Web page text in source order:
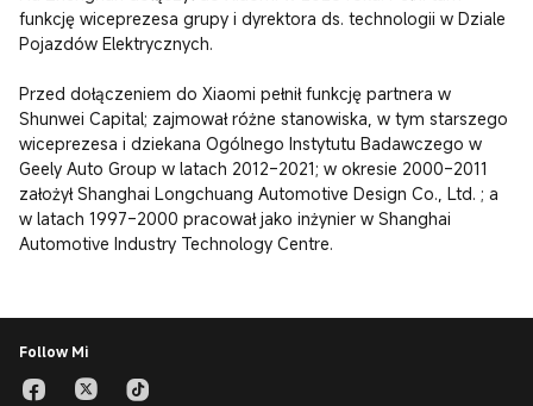
funkcję wiceprezesa grupy i dyrektora ds. technologii w Dziale
Pojazdów Elektrycznych.
Przed dołączeniem do Xiaomi pełnił funkcję partnera w
Shunwei Capital; zajmował różne stanowiska, w tym starszego
wiceprezesa i dziekana Ogólnego Instytutu Badawczego w
Geely Auto Group w latach 2012–2021; w okresie 2000–2011
założył Shanghai Longchuang Automotive Design Co., Ltd. ; a
w latach 1997–2000 pracował jako inżynier w Shanghai
Automotive Industry Technology Centre.
Follow Mi